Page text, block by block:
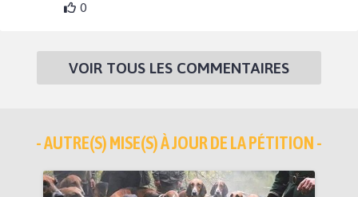
0
VOIR TOUS LES COMMENTAIRES
- AUTRE(S) MISE(S) À JOUR DE LA PÉTITION -